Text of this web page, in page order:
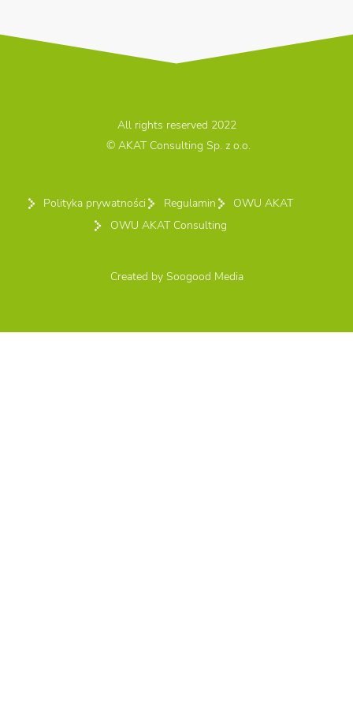
All rights reserved 2022
© AKAT Consulting Sp. z o.o.
Polityka prywatności Regulamin
OWU AKAT
OWU AKAT Consulting
Created by Soogood Media